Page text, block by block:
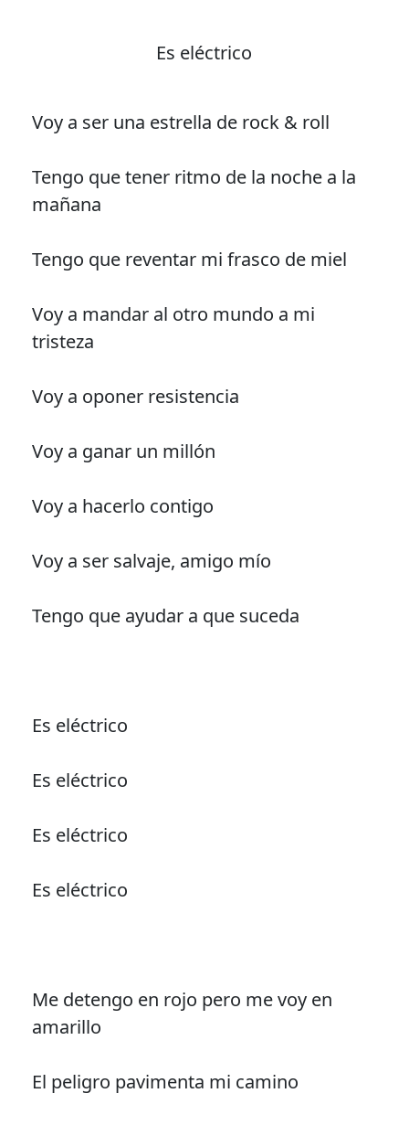
Es eléctrico
Voy a ser una estrella de rock & roll
Tengo que tener ritmo de la noche a la
mañana
Tengo que reventar mi frasco de miel
Voy a mandar al otro mundo a mi
tristeza
Voy a oponer resistencia
Voy a ganar un millón
Voy a hacerlo contigo
Voy a ser salvaje, amigo mío
Tengo que ayudar a que suceda
Es eléctrico
Es eléctrico
Es eléctrico
Es eléctrico
Me detengo en rojo pero me voy en
amarillo
El peligro pavimenta mi camino